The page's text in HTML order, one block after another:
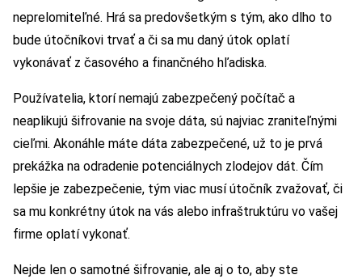
neprelomiteľné. Hrá sa predovšetkým s tým, ako dlho to
bude útočníkovi trvať a či sa mu daný útok oplatí
vykonávať z časového a finančného hľadiska.
Používatelia, ktorí nemajú zabezpečený počítač a
neaplikujú šifrovanie na svoje dáta, sú najviac zraniteľnými
cieľmi. Akonáhle máte dáta zabezpečené, už to je prvá
prekážka na odradenie potenciálnych zlodejov dát. Čím
lepšie je zabezpečenie, tým viac musí útočník zvažovať, či
sa mu konkrétny útok na vás alebo infraštruktúru vo vašej
firme oplatí vykonať.
Nejde len o samotné šifrovanie, ale aj o to, aby ste